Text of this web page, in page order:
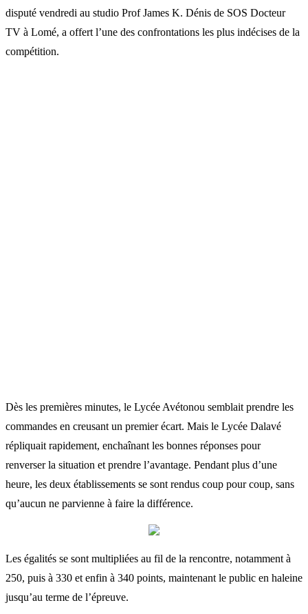
disputé vendredi au studio Prof James K. Dénis de SOS Docteur
TV à Lomé, a offert l’une des confrontations les plus indécises de la
compétition.
Dès les premières minutes, le Lycée Avétonou semblait prendre les
commandes en creusant un premier écart. Mais le Lycée Dalavé
répliquait rapidement, enchaînant les bonnes réponses pour
renverser la situation et prendre l’avantage. Pendant plus d’une
heure, les deux établissements se sont rendus coup pour coup, sans
qu’aucun ne parvienne à faire la différence.
Les égalités se sont multipliées au fil de la rencontre, notamment à
250, puis à 330 et enfin à 340 points, maintenant le public en haleine
jusqu’au terme de l’épreuve.